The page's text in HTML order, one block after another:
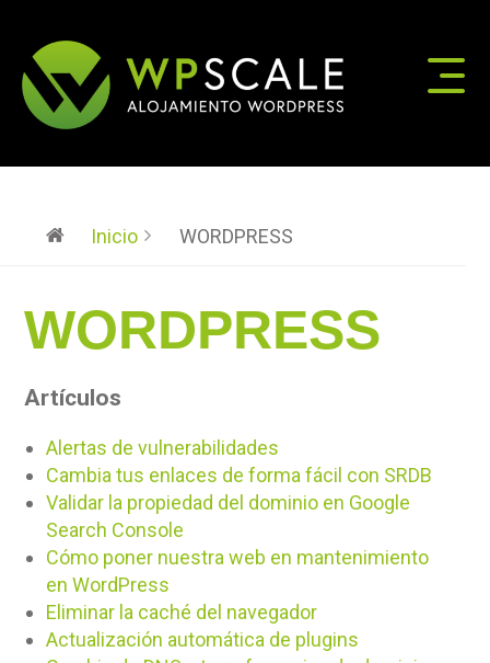
Inicio WORDPRESS
WORDPRESS
Artículos
Alertas de vulnerabilidades
Cambia tus enlaces de forma fácil con SRDB
Validar la propiedad del dominio en Google
Search Console
Cómo poner nuestra web en mantenimiento
en WordPress
Eliminar la caché del navegador
Actualización automática de plugins